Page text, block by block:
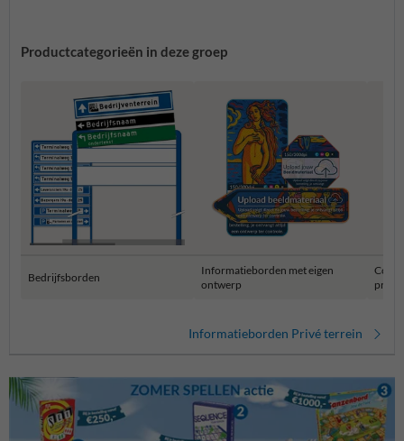
Productcategorieën in deze groep
Bedrijfsborden
Informatieborden met eigen
ontwerp
Informatieborden Privé terrein